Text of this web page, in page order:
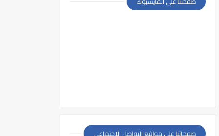
صفحاتنا على مواقع التواصل الإجتماعي